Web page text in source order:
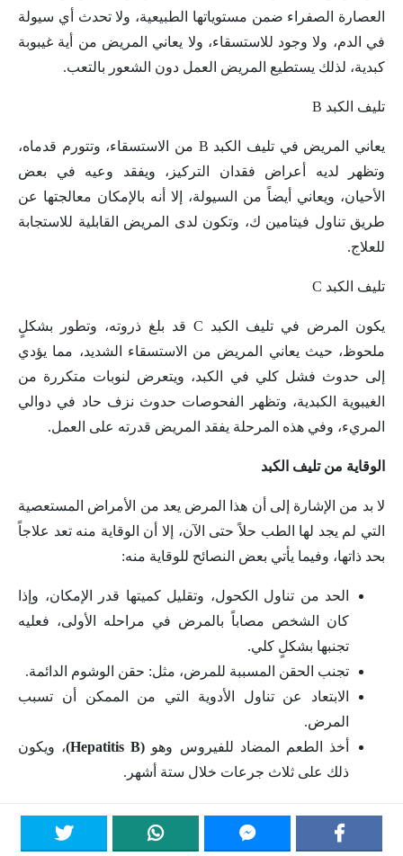
العصارة الصفراء ضمن مستوياتها الطبيعية، ولا تحدث أي سيولة
في الدم، ولا وجود للاستسقاء، ولا يعاني المريض من أية غيبوبة
كبدية، لذلك يستطيع المريض العمل دون الشعور بالتعب.
تليف الكبد B
يعاني المريض في تليف الكبد B من الاستسقاء، وتتورم قدماه،
وتظهر لديه أعراض فقدان التركيز، ويفقد وعيه في بعض
الأحيان، ويعاني أيضاً من السيولة، إلا أنه بالإمكان معالجتها عن
طريق تناول فيتامين ك، وتكون لدى المريض القابلية للاستجابة
للعلاج.
تليف الكبد C
يكون المرض في تليف الكبد C قد بلغ ذروته، وتطور بشكلٍ
ملحوظ، حيث يعاني المريض من الاستسقاء الشديد، مما يؤدي
إلى حدوث فشل كلي في الكبد، ويتعرض لنوبات متكررة من
الغيبوية الكبدية، وتظهر الفحوصات حدوث نزف حاد في دوالي
المريء، وفي هذه المرحلة يفقد المريض قدرته على العمل.
الوقاية من تليف الكبد
لا بد من الإشارة إلى أن هذا المرض يعد من الأمراض المستعصية
التي لم يجد لها الطب حلاً حتى الآن، إلا أن الوقاية منه تعد علاجاً
بحد ذاتها، وفيما يأتي بعض النصائح للوقاية منه:
الحد من تناول الكحول، وتقليل كميتها قدر الإمكان، وإذا
كان الشخص مصاباً بالمرض في مراحله الأولى، فعليه
تجنبها بشكلٍ كلي.
تجنب الحقن المسببة للمرض، مثل: حقن الوشوم الدائمة.
الابتعاد عن تناول الأدوية التي من الممكن أن تسبب
المرض.
أخذ الطعم المضاد للفيروس وهو (Hepatitis B)
، ويكون
ذلك على ثلاث جرعات خلال ستة أشهر.